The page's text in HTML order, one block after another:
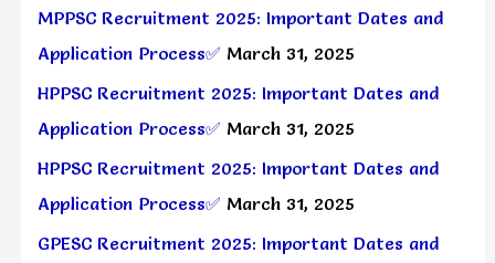
MPPSC Recruitment 2025: Important Dates and
Application Process✅ March 31, 2025
HPPSC Recruitment 2025: Important Dates and
Application Process✅ March 31, 2025
HPPSC Recruitment 2025: Important Dates and
Application Process✅ March 31, 2025
GPESC Recruitment 2025: Important Dates and